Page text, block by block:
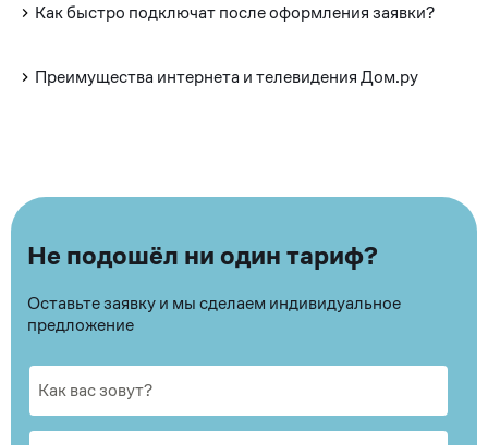
Как быстро подключат после оформления заявки?
Преимущества интернета и телевидения Дом.ру
Не подошёл ни один тариф?
Оставьте заявку и мы сделаем индивидуальное
предложение